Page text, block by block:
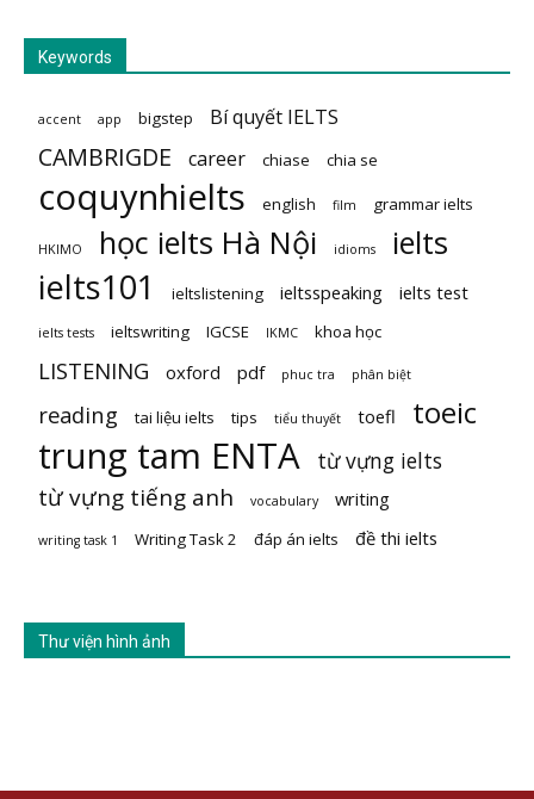
Keywords
accent app bigstep Bí quyết IELTS
CAMBRIGDE career chiase chia se
coquynhielts english film grammar ielts
HKIMO học ielts Hà Nội idioms ielts
ielts101 ieltslistening ieltsspeaking ielts test
ielts tests ieltswriting IGCSE IKMC khoa học
LISTENING oxford pdf phuc tra phân biệt
reading tai liệu ielts tips tiểu thuyết toefl toeic
trung tam ENTA từ vựng ielts
từ vựng tiếng anh vocabulary writing
writing task 1 Writing Task 2 đáp án ielts đề thi ielts
Thư viện hình ảnh